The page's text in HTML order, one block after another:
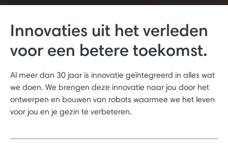
Innovaties uit het verleden
voor een betere toekomst.
Al meer dan 30 jaar is innovatie geïntegreerd in alles wat
we doen. We brengen deze innovatie naar jou door het
ontwerpen en bouwen van robots waarmee we het leven
voor jou en je gezin te verbeteren.